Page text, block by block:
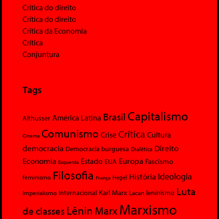
Crítica do direito
Crítica do direito
Crítica da Economia
Crítica
Conjuntura
Tags
Althusser América Latina Brasil Capitalismo
Cinema Comunismo Crise Crítica Cultura
democracia Democracia burguesa Dialética Direito
Economia Esquerda Estado EUA Europa Fascismo
feminismo Filosofia França Hegel História Ideologia
Imperialismo Internacional Karl Marx Lacan leninismo Luta
de classesLênin MarxMarxismo